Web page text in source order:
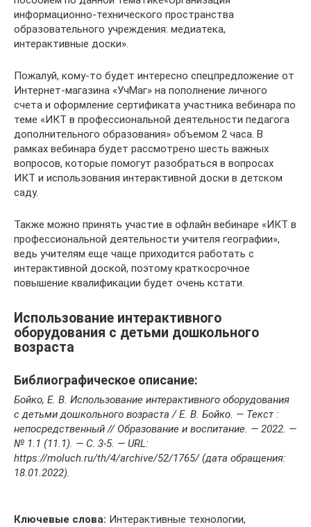
информационно-технического пространства
образовательного учреждения: медиатека,
интерактивные доски».
Пожалуй, кому-то будет интересно спецпредложение от
Интернет-магазина «УчМаг» на пополнение личного
счета и оформление сертификата участника вебинара по
теме «ИКТ в профессиональной деятельности педагога
дополнительного образования» объемом 2 часа. В
рамках вебинара будет рассмотрено шесть важных
вопросов, которые помогут разобраться в вопросах
ИКТ и использования интерактивной доски в детском
саду.
Также можно принять участие в офлайн вебинаре «ИКТ в
профессиональной деятельности учителя географии»,
ведь учителям еще чаще приходится работать с
интерактивной доской, поэтому краткосрочное
повышение квалификации будет очень кстати.
Использование интерактивного
оборудования с детьми дошкольного
возраста
Библиографическое описание:
Бойко, Е. В. Использование интерактивного оборудования
с детьми дошкольного возраста / Е. В. Бойко. — Текст :
непосредственный // Образование и воспитание. — 2022. —
№ 1.1 (11.1). — С. 3-5. — URL:
https://moluch.ru/th/4/archive/52/1765/ (дата обращения:
18.01.2022).
Ключевые слова: Интерактивные технологии,